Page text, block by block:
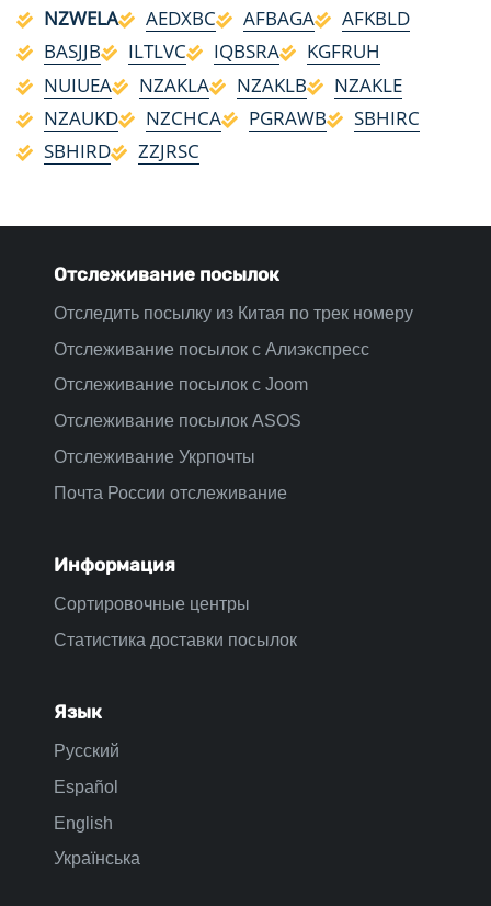
NZWELA AEDXBC AFBAGA
AFKBLD
BASJJB
ILTLVC IQBSRA
KGFRUH
NUIUEA
NZAKLA NZAKLB
NZAKLE
NZAUKD
NZCHCA PGRAWB
SBHIRC
SBHIRD
ZZJRSC
Отслеживание посылок
Отследить посылку из Китая по трек номеру
Отслеживание посылок с Алиэкспресс
Отслеживание посылок с Joom
Отслеживание посылок ASOS
Отслеживание Укрпочты
Почта России отслеживание
Информация
Сортировочные центры
Статистика доставки посылок
Язык
Русский
Español
English
Українська